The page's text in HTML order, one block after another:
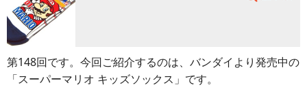
第148回です。今回ご紹介するのは、バンダイより発売中の
「スーパーマリオ キッズソックス」です。